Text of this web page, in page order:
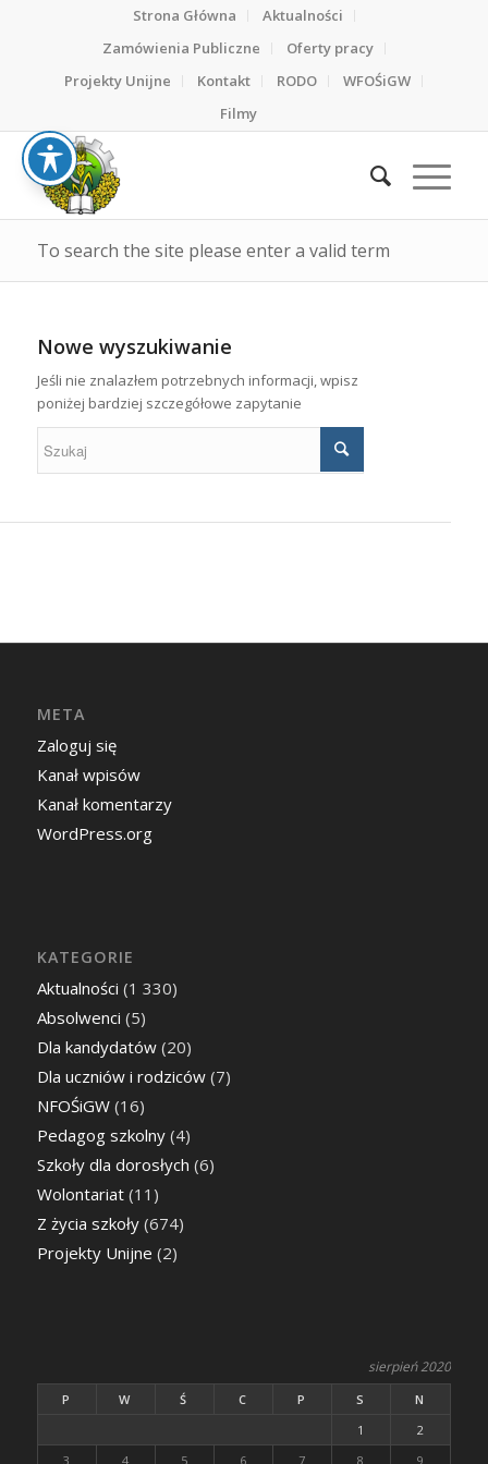
Strona Główna
Aktualności
Zamówienia Publiczne
Oferty pracy
Projekty Unijne
Kontakt RODO
WFOŚiGW
Filmy
To search the site please enter a valid term
Nowe wyszukiwanie
Jeśli nie znalazłem potrzebnych informacji, wpisz
poniżej bardziej szczegółowe zapytanie
META
Zaloguj się
Kanał wpisów
Kanał komentarzy
WordPress.org
KATEGORIE
Aktualności (1 330)
Absolwenci (5)
Dla kandydatów(20)
Dla uczniów i rodziców(7)
NFOŚiGW(16)
Pedagog szkolny(4)
Szkoły dla dorosłych (6)
Wolontariat(11)
Z życia szkoły(674)
Projekty Unijne (2)
sierpień 2020
P W Ś C P S
N
1
2
3
4 5 6 7 8 9